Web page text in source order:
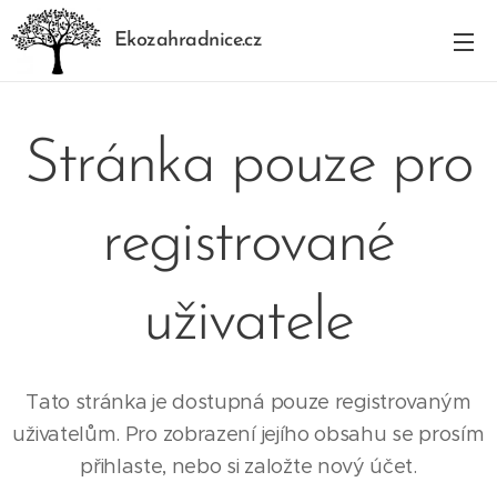
Ekozahradnice.cz
Stránka pouze pro
registrované
uživatele
Tato stránka je dostupná pouze registrovaným
uživatelům. Pro zobrazení jejího obsahu se prosím
přihlaste, nebo si založte nový účet.